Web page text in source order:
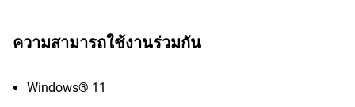
ความสามารถใช้งานร่วมกัน
Windows® 11